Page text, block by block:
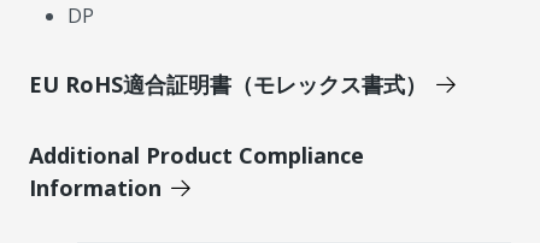
DP
EU RoHS適合証明書（モレックス書式）
Additional Product Compliance
Information